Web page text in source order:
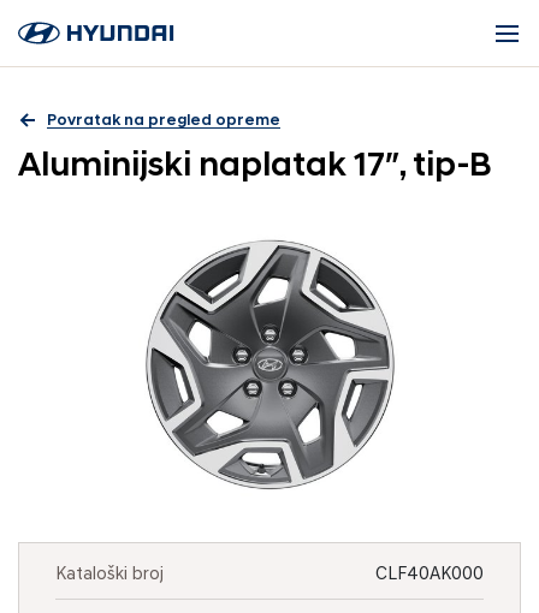
Povratak na pregled opreme
Aluminijski naplatak 17″, tip-B
Kataloški broj CLF40AK000